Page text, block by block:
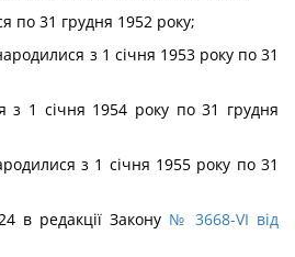
по 31 грудня 1952 року;
з 1 січня 1953 року по 31
з 1 січня 1954 року по 31 грудня
з 1 січня 1955 року по 31
в редакції Закону № 3668-VI від